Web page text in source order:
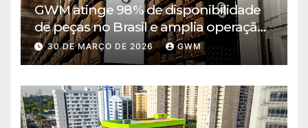
GWM atinge 98% de disponibilidade
de peças no Brasil e amplia operação
logística em Cajamar
30 DE MARÇO DE 2026 GWM